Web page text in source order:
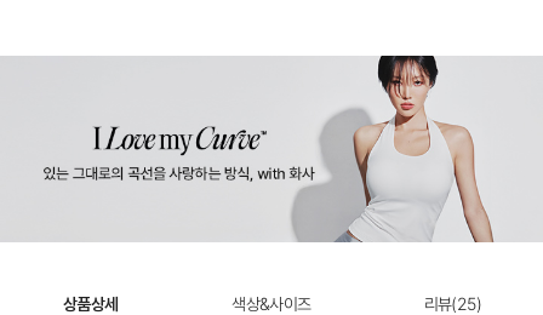
러브엔젤 가터벨트
상품상세 색상&사이즈 리뷰(25)